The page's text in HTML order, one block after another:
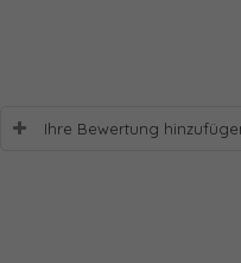
Ihre Bewertung